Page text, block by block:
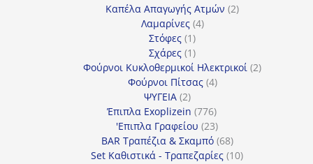
προϊόντα
Καπέλα Απαγωγής Ατμών 22
Λαμαρίνες 44
Στόφες 11
προϊόν
Σχάρες 11
προϊόν
Φούρνοι Κυκλοθερμικοί Ηλεκτρικοί 22
Φούρνοι Πίτσας 44
ΨΥΓΕΙΑ 22
προϊόντα
Έπιπλα Exoplizein 776776
προϊόντα
'Επιπλα Γραφείου 2323
προϊόντα
BAR Τραπέζια & Σκαμπό 6868
προϊόντα
Set Καθιστικά - Τραπεζαρίες 1010